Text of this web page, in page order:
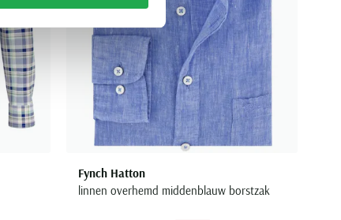
Fynch Hatton
linnen overhemd middenblauw borstzak